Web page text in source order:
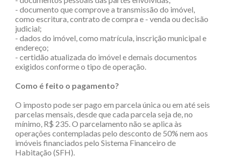
- documento que comprove a transmissão do imóvel,
como escritura, contrato de compra e - venda ou decisão
judicial;
- dados do imóvel, como matrícula, inscrição municipal e
endereço;
- certidão atualizada do imóvel e demais documentos
exigidos conforme o tipo de operação.
Como é feito o pagamento?
O imposto pode ser pago em parcela única ou em até seis
parcelas mensais, desde que cada parcela seja de, no
mínimo, R$ 235. O parcelamento não se aplica às
operações contempladas pelo desconto de 50% nem aos
imóveis financiados pelo Sistema Financeiro de
Habitação (SFH).